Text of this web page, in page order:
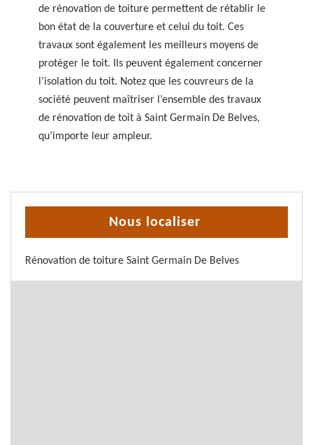
de rénovation de toiture permettent de rétablir le
bon état de la couverture et celui du toit. Ces
travaux sont également les meilleurs moyens de
protéger le toit. Ils peuvent également concerner
l’isolation du toit. Notez que les couvreurs de la
société peuvent maîtriser l’ensemble des travaux
de rénovation de toit à Saint Germain De Belves,
qu’importe leur ampleur.
Nous localiser
Rénovation de toiture Saint Germain De Belves